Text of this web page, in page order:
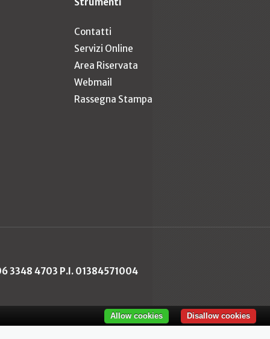
Contatti
Servizi Online
Area Riservata
Webmail
Rassegna Stampa
3348 4703 P.I. 01384571004
Disallow cookies
Allow cookies